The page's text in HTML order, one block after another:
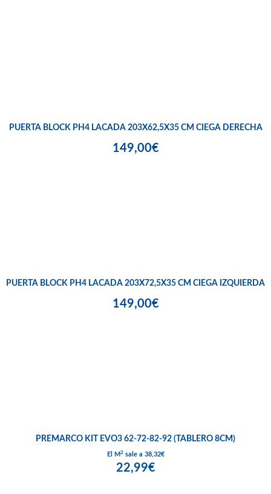
PUERTA BLOCK PH4 LACADA 203X62,5X35 CM CIEGA DERECHA
149,00€
PUERTA BLOCK PH4 LACADA 203X72,5X35 CM CIEGA IZQUIERDA
149,00€
PREMARCO KIT EVO3 62-72-82-92 (TABLERO 8CM)
El M2sale a 38,32€
22,99€